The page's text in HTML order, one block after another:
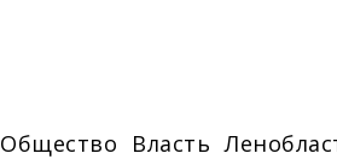
Общество Власть